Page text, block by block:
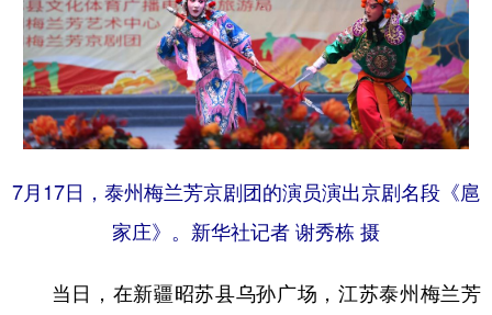
地方频道
北京 天津 河北 山西
辽宁 吉林 上海 江苏
浙江 安徽 福建 江西
山东 河南 湖北 湖南
广西 海南
四川 贵州 云南 西藏
7月17日，泰州梅兰芳京剧团的演员演出京剧名段《扈
家庄》。新华社记者 谢秀栋 摄
当日，在新疆昭苏县乌孙广场，江苏泰州梅兰芳